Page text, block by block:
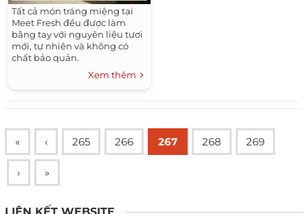
Tất cả món tráng miệng tại
Meet Fresh đều được làm
bằng tay với nguyên liệu tươi
mới, tự nhiên và không có
chất bảo quản.
Xem thêm
« ‹ 265 266 267 268 269
› »